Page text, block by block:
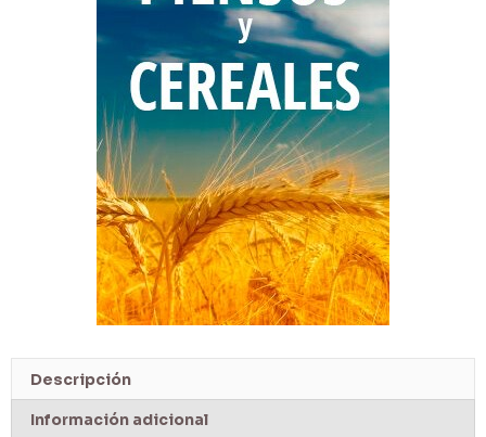
Descripción
Información adicional